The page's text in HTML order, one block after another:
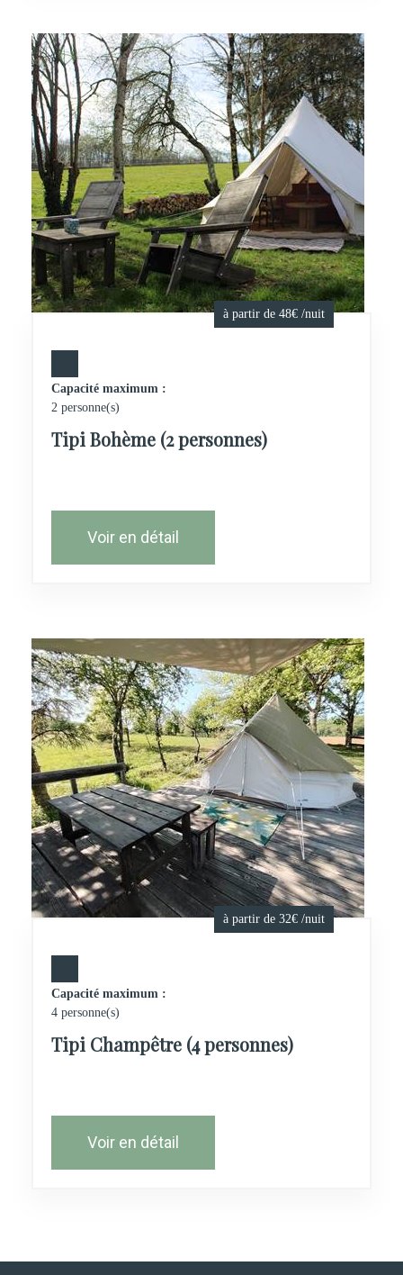
à partir de 48€ /nuit
Capacité maximum :
2 personne(s)
Tipi Bohème (2 personnes)
Voir en détail
à partir de 32€ /nuit
Capacité maximum :
4 personne(s)
Tipi Champêtre (4 personnes)
Voir en détail